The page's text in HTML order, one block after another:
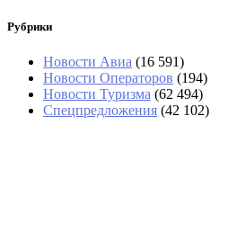
Рубрики
Новости Авиа (16 591)
Новости Операторов (194)
Новости Туризма (62 494)
Спецпредложения (42 102)